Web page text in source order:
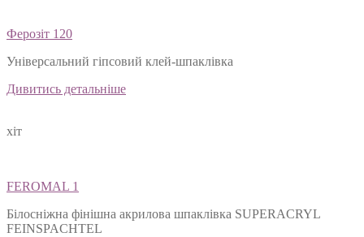
Ферозіт 120
Універсальний гіпсовий клей-шпаклівка
Дивитись детальніше
хіт
FEROMAL 1
Білосніжна фінішна акрилова шпаклівка SUPERACRYL
FEINSPACHTEL